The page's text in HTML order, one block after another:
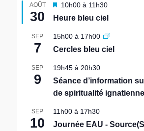
AOÛT
30
M
s
e
a
a
n
10h00 à 11h30
Heure bleu ciel
SEP
7
15h00 à 17h00
Cercles bleu ciel
SEP
9
19h45 à 20h30
Séance d’information
de spiritualité
SEP
10
11h00 à 17h30
Journée EAU -